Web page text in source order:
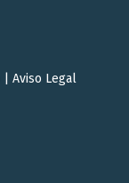
Aviso Legal